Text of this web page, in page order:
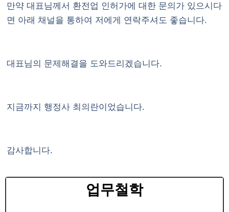
만약 대표님께서 환전업 인허가에 대한 문의가 있으시다
면 아래 채널을 통하여 저에게 연락주셔도 좋습니다.
대표님의 문제해결을 도와드리겠습니다.
지금까지 행정사 최의란이었습니다.
감사합니다.
업무철학